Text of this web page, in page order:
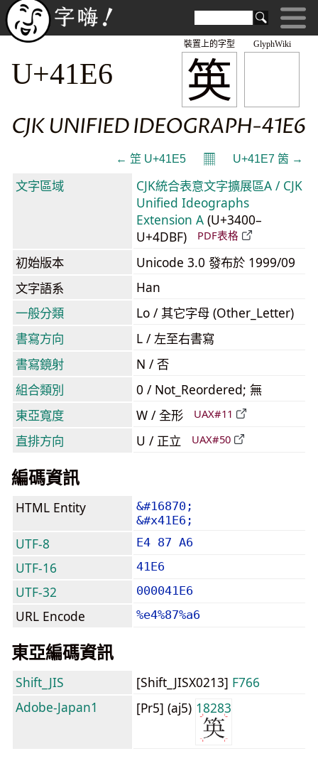
GlyphWiki
䇦
裝置上的字型
U+41E6
CJK UNIFIED IDEOGRAPH-41E6
← 䇥 U+41E5 𝄜 U+41E7 䇧 →
文字區域
CJK統合表意文字擴展區A / CJK
Unified Ideographs
Extension A (U+3400–
U+4DBF)
PDF表格
初始版本
Unicode 3.0 發布於 1999/09
文字語系
Han
一般分類
Lo / 其它字母 (Other_Letter)
書寫方向
L / 左至右書寫
書寫鏡射
N / 否
組合類別
0 / Not_Reordered; 無
東亞寬度
W / 全形 UAX#11
直排方向 U / 正立 UAX#50
編碼資訊
HTML Entity
&#16870;
&#x41E6;
UTF-8 E4 87 A6
UTF-16 41E6
UTF-32 000041E6
URL Encode %e4%87%a6
東亞編碼資訊
Shift_JIS [Shift_JISX0213] F766
Adobe-Japan1
[Pr5] (aj5) 18283